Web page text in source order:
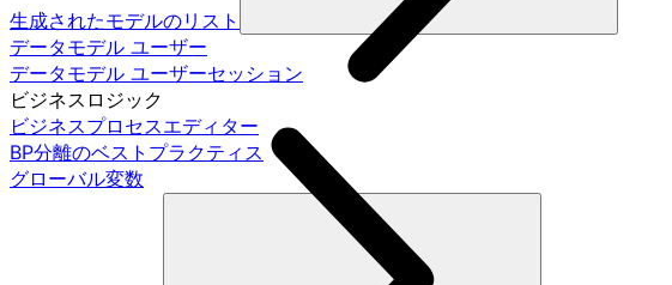
生成されたモデルのリスト
データモデル ユーザー
データモデル ユーザーセッション
ビジネスロジック
ビジネスプロセスエディター
BP分離のベストプラクティス
グローバル変数